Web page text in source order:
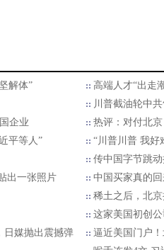
解体”
高端人才“出走
川普截油轮中
企业
热评：对付北
平等人”
“川普川普 我好
传中国字节跳
出一张照片
中国买家真的
稀土之后，北
这家美国初创
日媒抛出震撼弹
逼近美国门户